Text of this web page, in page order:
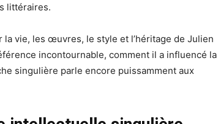
littéraires.
vie, les œuvres, le style et l’héritage de Julien
incontournable, comment il a influencé la
singulière parle encore puissamment aux